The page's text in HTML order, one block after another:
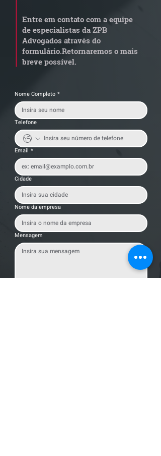
por penosidade e acende
alerta para
transportadoras
Entre em contato com a equipe
de especialistas da ZPB
Advogados através do
formulário.Retornaremos o mais
breve possível.
Nome Completo *
Telefone
Email *
Cidade
Nome da empresa
Mensagem